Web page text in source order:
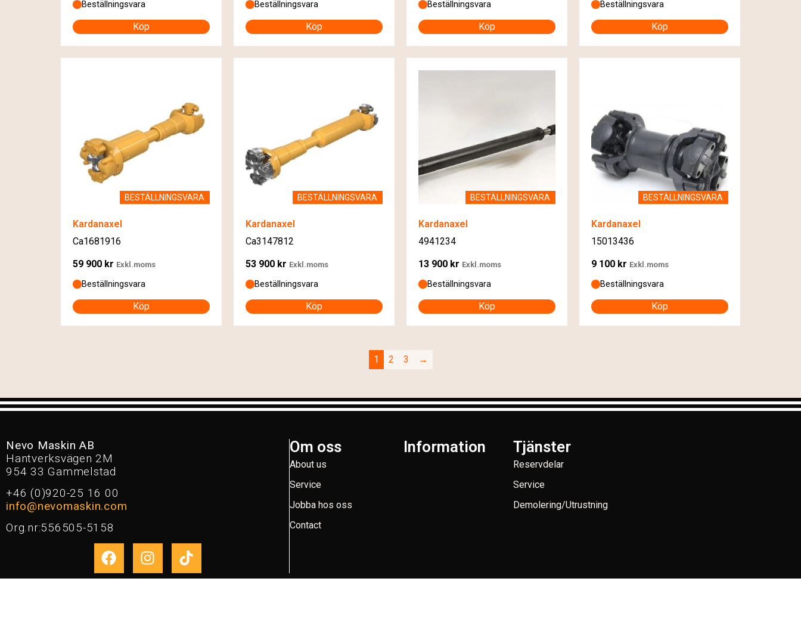
Beställningsvara
Köp
Beställningsvara
Köp
Beställningsvara
Köp
Beställningsvara
Köp
BESTÄLLNINGSVARA
Kardanaxel
Ca1681916
59 900 kr Exkl.moms
Beställningsvara
Köp
BESTÄLLNINGSVARA
Kardanaxel
Ca3147812
53 900 kr Exkl.moms
Beställningsvara
Köp
BESTÄLLNINGSVARA
Kardanaxel
4941234
13 900 kr Exkl.moms
Beställningsvara
Köp
BESTÄLLNINGSVARA
Kardanaxel
15013436
9 100 kr Exkl.moms
Beställningsvara
Köp
1 2 3 →
Nevo Maskin AB
Hantverksvägen 2M
954 33 Gammelstad
+46 (0)920-25 16 00
info@nevomaskin.com
Org.nr:556505-5158
Om oss
About us
Service
Jobba hos oss
Contact
Information Tjänster
Reservdelar
Service
Demolering/Utrustning